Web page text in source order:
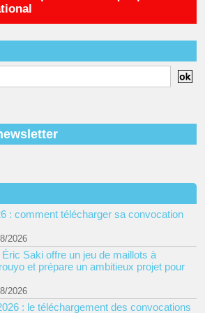
: comment télécharger sa convocation
2026
Saki offre un jeu de maillots à
et prépare un ambitieux projet pour
2026
: le téléchargement des convocations